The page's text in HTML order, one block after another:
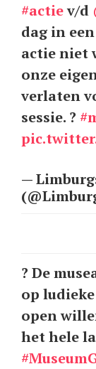
#actiev/d
dag in een
actie niet
onze
verlaten
sessie. ?
—
?️ De
op
open
het hele